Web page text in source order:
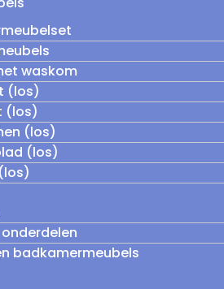
waskom
(los)
(los)
(los)
(los)
badkamermeubels